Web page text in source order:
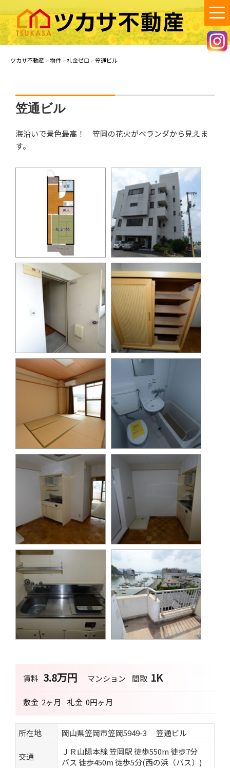
ン
テ
ン
ツカサ不動産
笠岡市で不動産の賃貸・売買・空き家管理のご相談は、ツカサ不動産
ツカサ不動産>物件>礼金ゼロ >笠通ビル
笠通ビル
海沿いで景色最高！ 笠岡の花火がベランダから見えま
す。
賃料 3.8万円 マンション 間取 1K
敷金 2ヶ月 礼金 0円ヶ月
所在地 岡山県笠岡市笠岡5949-3 笠通ビル
交通
ＪＲ山陽本線 笠岡駅 徒歩550m 徒歩7分
バス 徒歩450m 徒歩5分(西の浜（バス）)